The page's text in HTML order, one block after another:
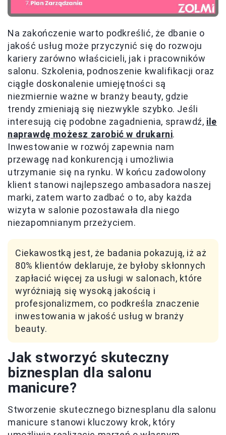
Na zakończenie warto podkreślić, że dbanie o
jakość usług może przyczynić się do rozwoju
kariery zarówno właścicieli, jak i pracowników
salonu. Szkolenia, podnoszenie kwalifikacji oraz
ciągłe doskonalenie umiejętności są
niezmiernie ważne w branży beauty, gdzie
trendy zmieniają się niezwykle szybko. Jeśli
interesują cię podobne zagadnienia, sprawdź, ile
naprawdę możesz zarobić w drukarni.
Inwestowanie w rozwój zapewnia nam
przewagę nad konkurencją i umożliwia
utrzymanie się na rynku. W końcu zadowolony
klient stanowi najlepszego ambasadora naszej
marki, zatem warto zadbać o to, aby każda
wizyta w salonie pozostawała dla niego
niezapomnianym przeżyciem.
Ciekawostką jest, że badania pokazują, iż aż
80% klientów deklaruje, że byłoby skłonnych
zapłacić więcej za usługi w salonach, które
wyróżniają się wysoką jakością i
profesjonalizmem, co podkreśla znaczenie
inwestowania w jakość usług w branży
beauty.
Jak stworzyć skuteczny
biznesplan dla salonu
manicure?
Stworzenie skutecznego biznesplanu dla salonu
manicure stanowi kluczowy krok, który